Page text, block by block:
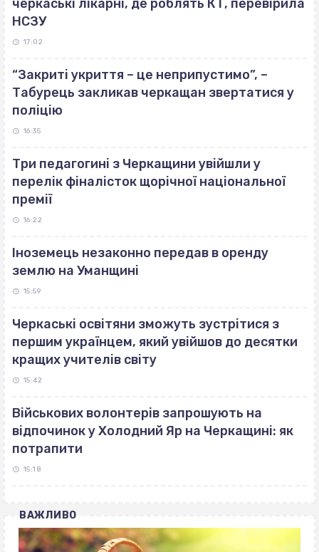
черкаські лікарні, де роблять КТ, перевірила
НСЗУ
17:02
“Закриті укриття – це неприпустимо”, –
Табурець закликав черкащан звертатися у
поліцію
16:35
Три педагогині з Черкащини увійшли у
перелік фіналісток щорічної національної
премії
16:22
Іноземець незаконно передав в оренду
землю на Уманщині
15:59
Черкаські освітяни зможуть зустрітися з
першим українцем, який увійшов до десятки
кращих учителів світу
15:42
Військових волонтерів запрошують на
відпочинок у Холодний Яр на Черкащині: як
потрапити
15:18
ВАЖЛИВО